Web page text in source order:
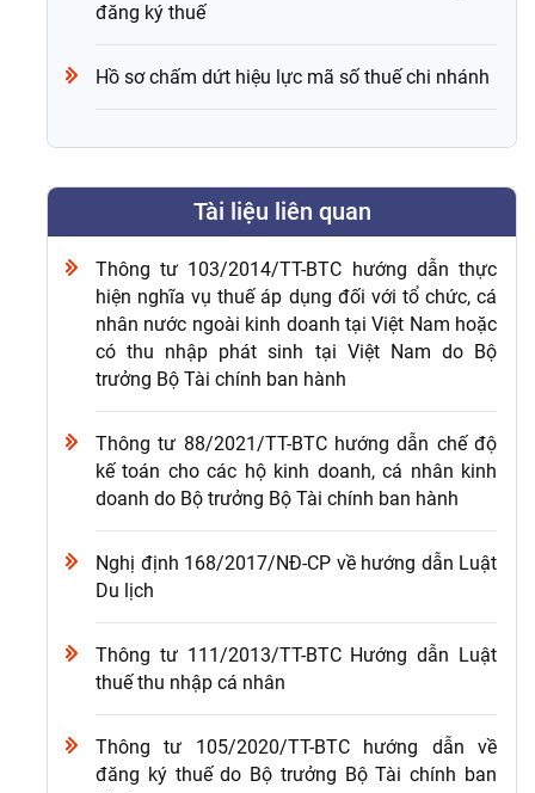
đăng ký thuế
Hồ sơ chấm dứt hiệu lực mã số thuế chi nhánh
Tài liệu liên quan
Thông tư 103/2014/TT-BTC hướng dẫn thực
hiện nghĩa vụ thuế áp dụng đối với tổ chức, cá
nhân nước ngoài kinh doanh tại Việt Nam hoặc
có thu nhập phát sinh tại Việt Nam do Bộ
trưởng Bộ Tài chính ban hành
Thông tư 88/2021/TT-BTC hướng dẫn chế độ
kế toán cho các hộ kinh doanh, cá nhân kinh
doanh do Bộ trưởng Bộ Tài chính ban hành
Nghị định 168/2017/NĐ-CP về hướng dẫn Luật
Du lịch
Thông tư 111/2013/TT-BTC Hướng dẫn Luật
thuế thu nhập cá nhân
Thông tư 105/2020/TT-BTC hướng dẫn về
đăng ký thuế do Bộ trưởng Bộ Tài chính ban